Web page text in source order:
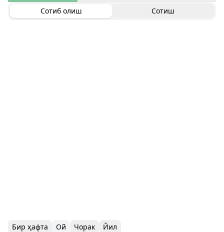
Сотиб олиш Сотиш
Бир ҳафта Ой Чорак Йил